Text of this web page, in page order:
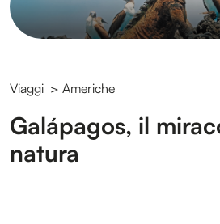
Viaggi > Americhe
Galápagos, il
natura